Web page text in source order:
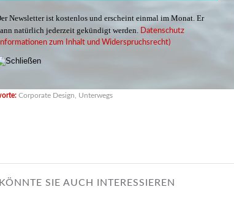
Newsletter ist kostenlos und erscheint einmal im Monat. Er
natürlich jederzeit gekündigt werden.
Datenschutz
zum Inhalt und Widerspruchsrecht)
Corporate Design Unterwegs
SIE AUCH INTERESSIEREN